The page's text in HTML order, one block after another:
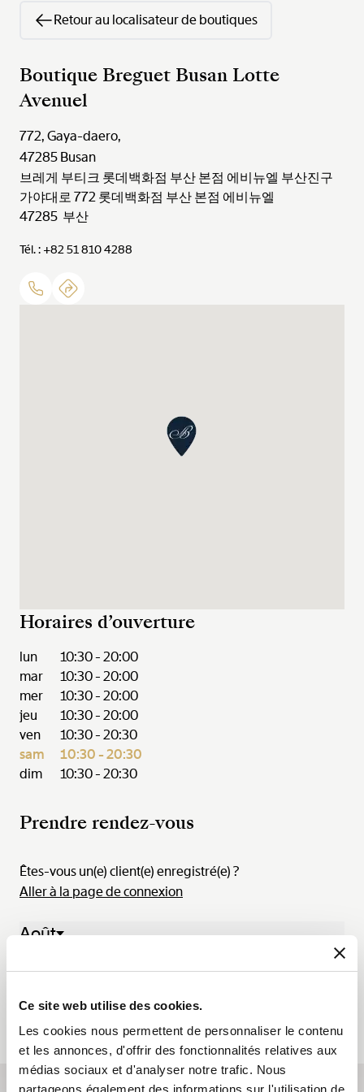
Ce site web utilise des cookies.
Les cookies nous permettent de personnaliser le contenu
et les annonces, d'offrir des fonctionnalités relatives aux
médias sociaux et d'analyser notre trafic. Nous
partageons également des informations sur l'utilisation de
Retour au localisateur de boutiques
Boutique Breguet Busan Lotte
Avenuel
772, Gaya-daero,
47285Busan
브레게 부티크 롯데백화점 부산 본점 에비뉴엘 부산진구
가야대로 772 롯데백화점 부산 본점 에비뉴엘
47285 부산
Tél. : +82 51 810 4288
Horaires d’ouverture
lun
10:30 - 20:00
mar
10:30 - 20:00
mer
10:30 - 20:00
jeu
10:30 - 20:00
ven
10:30 - 20:30
sam
10:30 - 20:30
dim
10:30 - 20:30
Prendre rendez-vous
Êtes-vous un(e) client(e) enregistré(e) ?
Aller à la page de connexion
Août
03 04 05 06